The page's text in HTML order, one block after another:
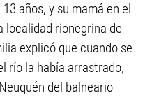
años, y su mamá en el
localidad rionegrina de
explicó que cuando se
río la había arrastrado,
del balneario